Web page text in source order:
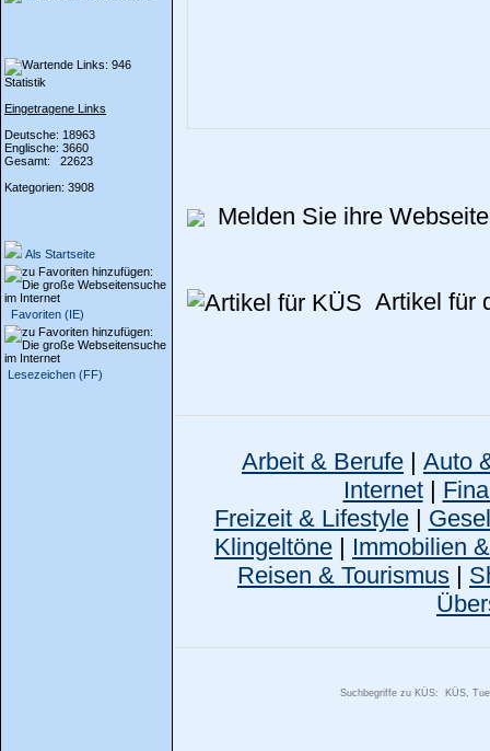
Statistik
Eingetragene Links
Deutsche: 18963
Englische: 3660
Gesamt: 22623
Kategorien: 3908
Als Startseite
Favoriten (IE)
Lesezeichen (FF)
Melden Sie ihre
Artikel für
Arbeit & Berufe | Auto
Internet|
Freizeit & Lifestyle|
Klingeltöne | Immobilien
Reisen & Tourismus |
Suchbegriffe zu KÜS: KÜS,